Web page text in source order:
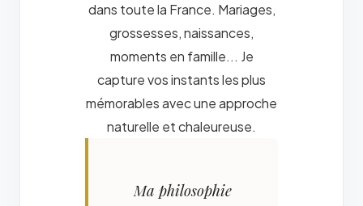
dans toute la France. Mariages,
grossesses, naissances,
moments en famille... Je
capture vos instants les plus
mémorables avec une approche
naturelle et chaleureuse.
Ma philosophie